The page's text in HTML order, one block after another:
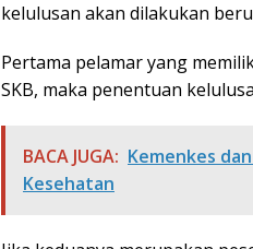
kelulusan akan dilakukan
Pertama pelamar yang
SKB, maka penentuan
BACA JUGA: Kemenkes
Kesehatan